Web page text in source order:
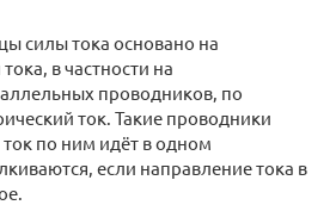
силы тока основано на
в частности на
проводников, по
ток. Такие проводники
ток по ним идёт в одном
если направление тока в